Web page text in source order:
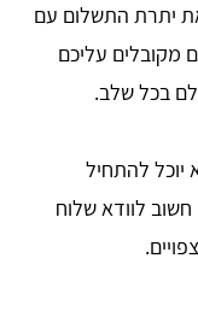
יתרת התשלום עם
מקובלים עליכם
בכל שלב.
יוכל להתחיל
לוודא שלוח